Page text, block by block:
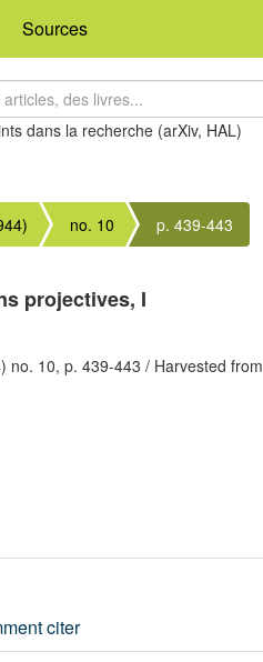
Sources
dans la recherche (arXiv, HAL)
no. 10 p. 439-443
projectives, I
no. 10, p. 439-443 / Harvested from
citer